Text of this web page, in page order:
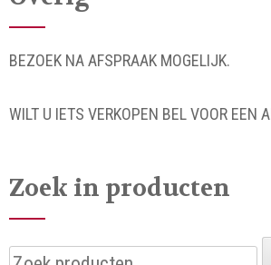
BEZOEK NA AFSPRAAK MOGELIJK.
WILT U IETS VERKOPEN BEL VOOR EEN
Zoek in producten
Zoeken